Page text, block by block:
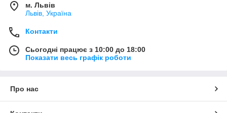
м. Львів
Львів, Україна
Контакти
Сьогодні працює з 10:00 до 18:00
Показати весь графік роботи
Про нас